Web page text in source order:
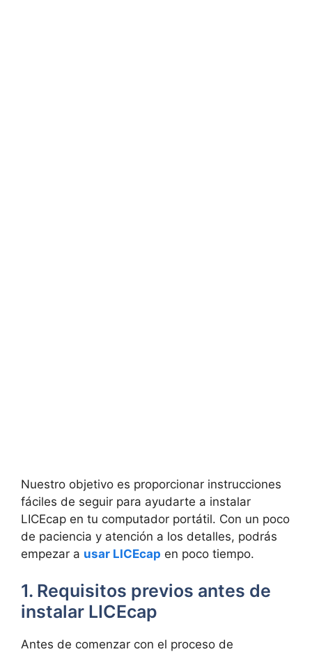
Nuestro objetivo es proporcionar instrucciones
fáciles de seguir para ayudarte a instalar
LICEcap en tu computador portátil. Con un poco
de paciencia y atención a los detalles, podrás
empezar a usar LICEcap en poco tiempo.
1. Requisitos previos antes de
instalar LICEcap
Antes de comenzar con el proceso de